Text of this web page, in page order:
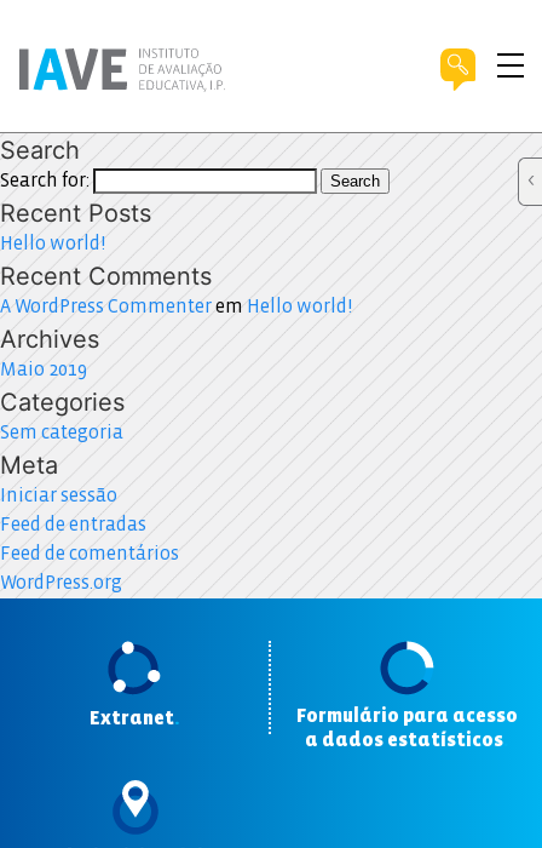
Search
Search for: Search
Recent Posts
Hello world!
Recent Comments
A WordPress Commenterem Hello world!
Archives
Maio 2019
Categories
Sem categoria
Meta
Iniciar sessão
Feed de entradas
Feed de comentários
WordPress.org
Extranet.
Formulário para acesso
a dados estatísticos